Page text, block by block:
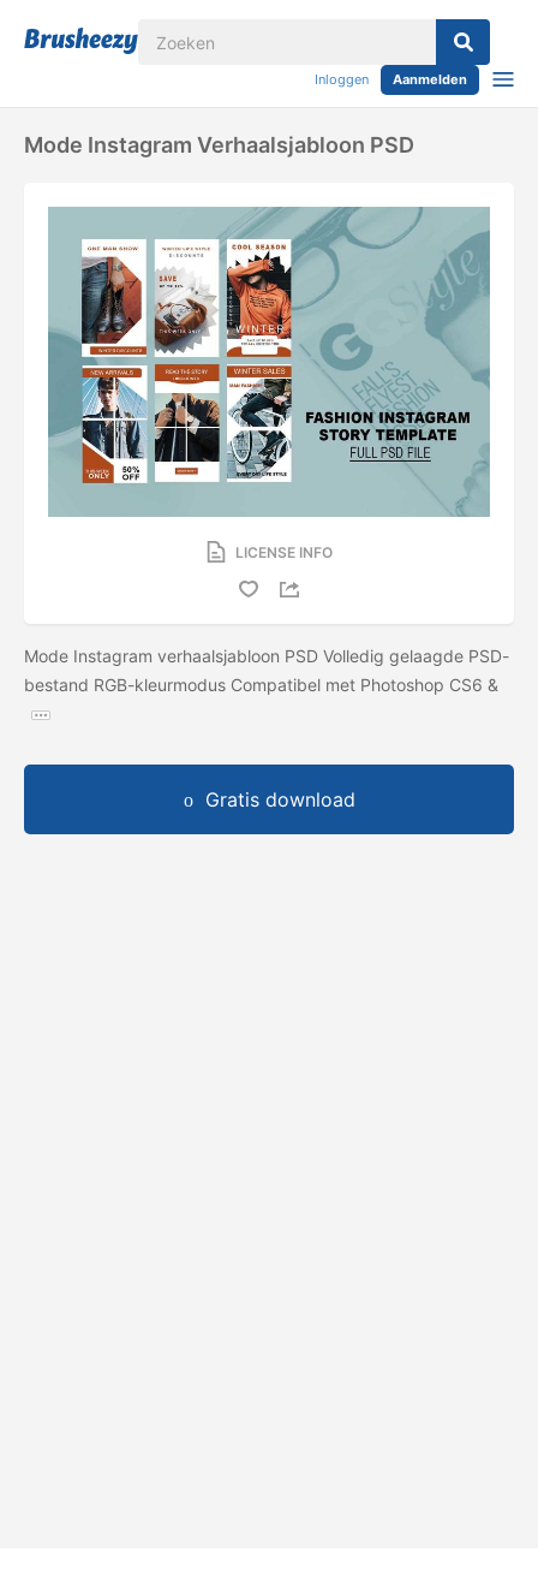
Inloggen Aanmelden
Mode Instagram Verhaalsjabloon PSD
LICENSE INFO
Mode Instagram verhaalsjabloon PSD Volledig gelaagde PSD-
bestand RGB-kleurmodus Compatibel met Photoshop CS6 &
Gratis download